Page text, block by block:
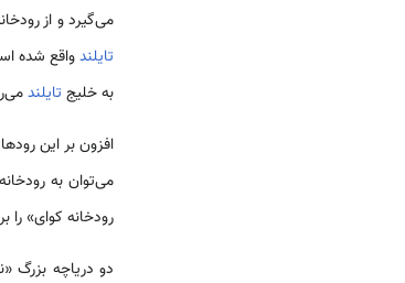
می‌گیرد و از
تایلندواقع شده
به خلیج تایلند
افزون بر این
می‌توان به
رودخانه کوای»
دو دریاچه بزرگ